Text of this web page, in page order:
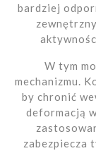
bardziej
W tym
mechanizmu.
by chronić
deformacją
zabezpiecza